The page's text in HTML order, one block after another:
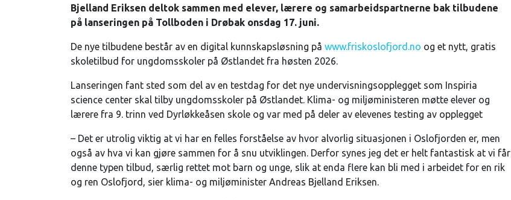
Bjelland Eriksen deltok sammen med elever, lærere og samarbeidspartnerne bak tilbudene
på lanseringen på Tollboden i Drøbak onsdag 17. juni.
De nye tilbudene består av en digital kunnskapsløsning på www.friskoslofjord.no og et nytt, gratis
skoletilbud for ungdomsskoler på Østlandet fra høsten 2026.
Lanseringen fant sted som del av en testdag for det nye undervisningsopplegget som Inspiria
science center skal tilby ungdomsskoler på Østlandet. Klima- og miljøministeren møtte elever og
lærere fra 9. trinn ved Dyrløkkeåsen skole og var med på deler av elevenes testing av opplegget
– Det er utrolig viktig at vi har en felles forståelse av hvor alvorlig situasjonen i Oslofjorden er, men
også av hva vi kan gjøre sammen for å snu utviklingen. Derfor synes jeg det er helt fantastisk at vi får
denne typen tilbud, særlig rettet mot barn og unge, slik at enda flere kan bli med i arbeidet for en rik
og ren Oslofjord , sier klima- og miljøminister Andreas Bjelland Eriksen.